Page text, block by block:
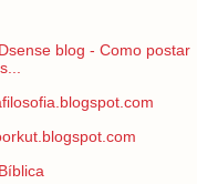
blog - Como postar